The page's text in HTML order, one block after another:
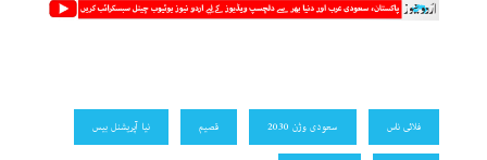
فلائی ناس سعودی وژن 2030 قصیم نیا آپریشنل بیس